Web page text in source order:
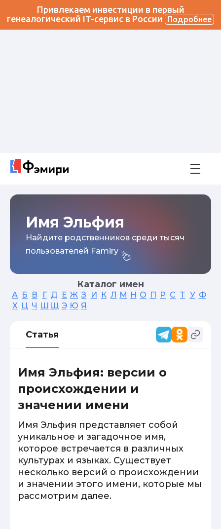
Привлекаем инвестиции в первый
генеалогический IT-сервис в России
Подробнее
Имя Эльфия
Найдите родственников среди тысяч
пользователей Famiry
Каталог имен
А Б В Г Д Е Ж З И К Л М Н О П Р С Т У Ф
Х Ц Ч Ш Щ Э Ю Я
Статья
Имя Эльфия: версии о
происхождении и
значении имени
Имя Эльфия представляет собой
уникальное и загадочное имя,
которое встречается в различных
культурах и языках. Существует
несколько версий о происхождении
и значении этого имени, которые мы
рассмотрим далее.